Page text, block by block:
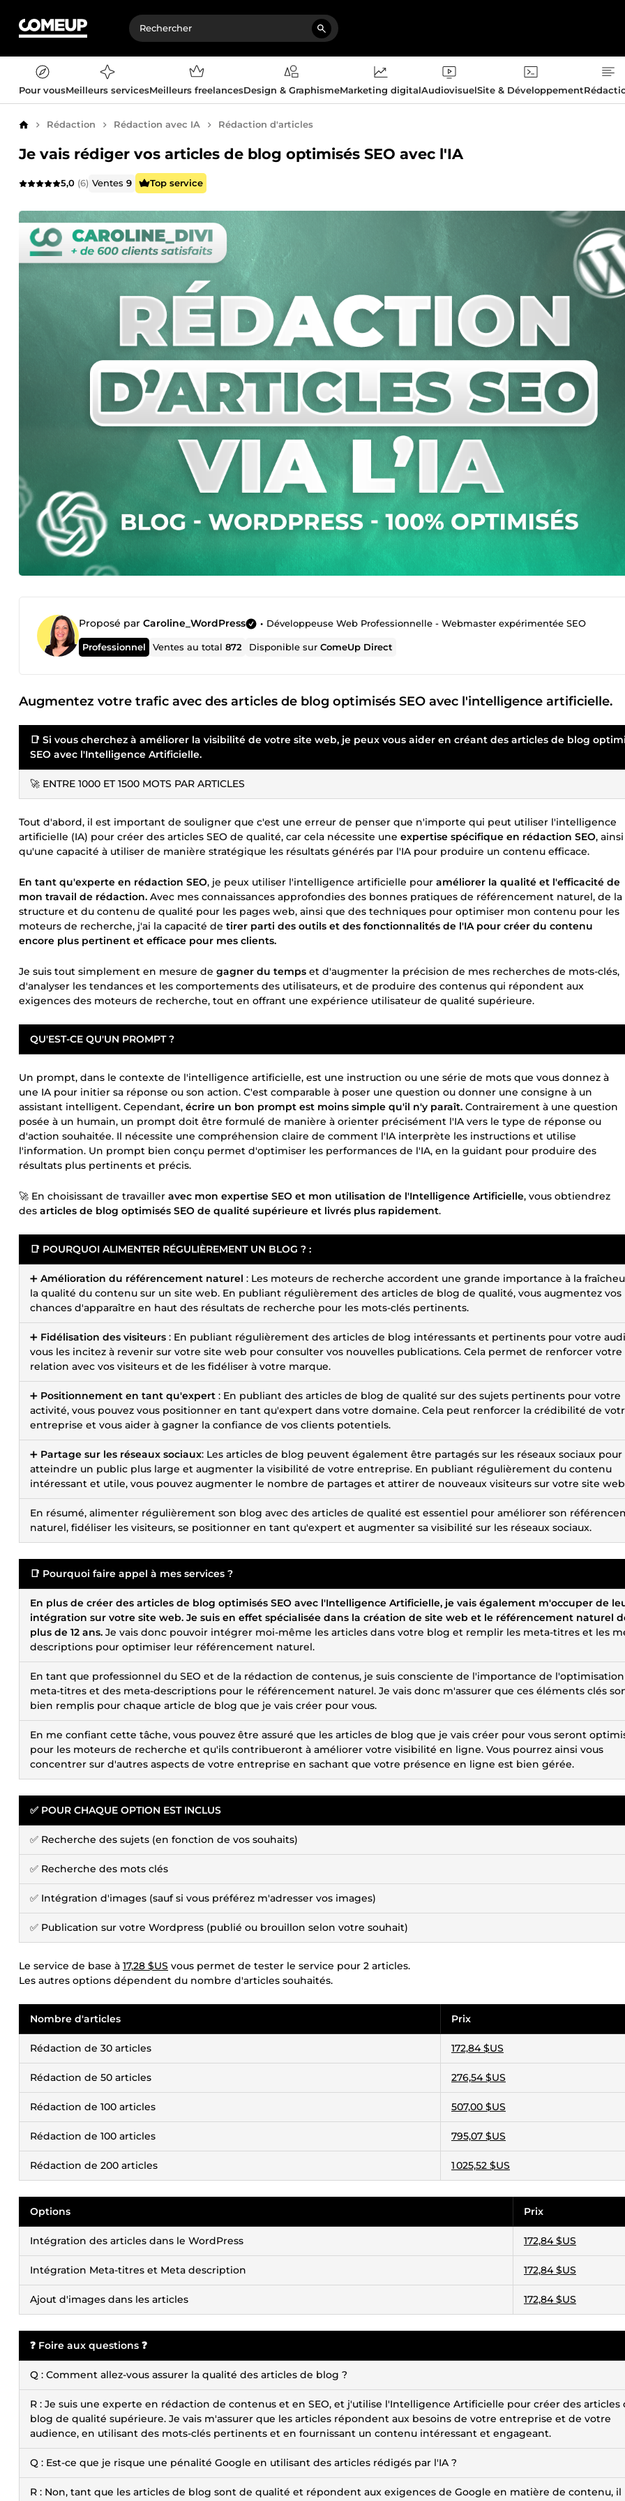
Pour vousMeilleurs servicesMeilleurs freelancesDesign & GraphismeMarketing digitalAudiovisuelSite & Développement
AccueilRédaction Rédaction avec IA Rédaction d'articles
Je vais rédiger vos articles de blog optimisés SEO avec l'IA
5,0 (6) Ventes9 Top service
Proposé par Caroline_WordPress • Développeuse Web Professionnelle - Webmaster expérimentée SEO
Professionnel Ventes au total872 Disponible surComeUp Direct
Augmentez votre trafic avec des articles de blog optimisés SEO avec l'intelligence artificielle.
📑 Si vous cherchez à améliorer la visibilité de votre site web, je peux vous aider en créant des articles de blog
SEO avec l'Intelligence Artificielle.
🚀 ENTRE 1000 ET 1500 MOTS PAR ARTICLES
Tout d'abord, il est important de souligner que c'est une erreur de penser que n'importe qui peut utiliser l'intelligence
artificielle (IA) pour créer des articles SEO de qualité, car cela nécessite une expertise spécifique en rédaction SEO, ainsi
qu'une capacité à utiliser de manière stratégique les résultats générés par l'IA pour produire un contenu efficace.
En tant qu'experte en rédaction SEO, je peux utiliser l'intelligence artificielle pour améliorer la qualité et l'efficacité de
mon travail de rédaction. Avec mes connaissances approfondies des bonnes pratiques de référencement naturel, de la
structure et du contenu de qualité pour les pages web, ainsi que des techniques pour optimiser mon contenu pour les
moteurs de recherche, j'ai la capacité de tirer parti des outils et des fonctionnalités de l'IA pour créer du contenu
encore plus pertinent et efficace pour mes clients.
Je suis tout simplement en mesure de gagner du temps et d'augmenter la précision de mes recherches de mots-clés,
d'analyser les tendances et les comportements des utilisateurs, et de produire des contenus qui répondent aux
exigences des moteurs de recherche, tout en offrant une expérience utilisateur de qualité supérieure.
QU'EST-CE QU'UN PROMPT ?
Un prompt, dans le contexte de l'intelligence artificielle, est une instruction ou une série de mots que vous donnez à
une IA pour initier sa réponse ou son action. C'est comparable à poser une question ou donner une consigne à un
assistant intelligent. Cependant, écrire un bon prompt est moins simple qu'il n'y paraît. Contrairement à une question
posée à un humain, un prompt doit être formulé de manière à orienter précisément l'IA vers le type de réponse ou
d'action souhaitée. Il nécessite une compréhension claire de comment l'IA interprète les instructions et utilise
l'information. Un prompt bien conçu permet d'optimiser les performances de l'IA, en la guidant pour produire des
résultats plus pertinents et précis.
🚀 En choisissant de travailler avec mon expertise SEO et mon utilisation de l'Intelligence Artificielle, vous obtiendrez
des articles de blog optimisés SEO de qualité supérieure et livrés plus rapidement.
📑 POURQUOI ALIMENTER RÉGULIÈREMENT UN BLOG ? :
➕ Amélioration du référencement naturel : Les moteurs de recherche accordent une grande importance à la
la qualité du contenu sur un site web. En publiant régulièrement des articles de blog de qualité, vous augmentez vos
chances d'apparaître en haut des résultats de recherche pour les mots-clés pertinents.
➕ Fidélisation des visiteurs : En publiant régulièrement des articles de blog intéressants et pertinents pour votre
vous les incitez à revenir sur votre site web pour consulter vos nouvelles publications. Cela permet de renforcer votre
relation avec vos visiteurs et de les fidéliser à votre marque.
➕ Positionnement en tant qu'expert : En publiant des articles de blog de qualité sur des sujets pertinents pour votre
activité, vous pouvez vous positionner en tant qu'expert dans votre domaine. Cela peut renforcer la crédibilité de
entreprise et vous aider à gagner la confiance de vos clients potentiels.
➕ Partage sur les réseaux sociaux: Les articles de blog peuvent également être partagés sur les réseaux sociaux pour
atteindre un public plus large et augmenter la visibilité de votre entreprise. En publiant régulièrement du contenu
intéressant et utile, vous pouvez augmenter le nombre de partages et attirer de nouveaux visiteurs sur votre site
En résumé, alimenter régulièrement son blog avec des articles de qualité est essentiel pour améliorer son
naturel, fidéliser les visiteurs, se positionner en tant qu'expert et augmenter sa visibilité sur les réseaux sociaux.
📑 Pourquoi faire appel à mes services ?
En plus de créer des articles de blog optimisés SEO avec l'Intelligence Artificielle, je vais également m'occuper de
intégration sur votre site web. Je suis en effet spécialisée dans la création de site web et le référencement naturel
plus de 12 ans. Je vais donc pouvoir intégrer moi-même les articles dans votre blog et remplir les meta-titres et les
descriptions pour optimiser leur référencement naturel.
En tant que professionnel du SEO et de la rédaction de contenus, je suis consciente de l'importance de
meta-titres et des meta-descriptions pour le référencement naturel. Je vais donc m'assurer que ces éléments clés
bien remplis pour chaque article de blog que je vais créer pour vous.
En me confiant cette tâche, vous pouvez être assuré que les articles de blog que je vais créer pour vous seront
pour les moteurs de recherche et qu'ils contribueront à améliorer votre visibilité en ligne. Vous pourrez ainsi vous
concentrer sur d'autres aspects de votre entreprise en sachant que votre présence en ligne est bien gérée.
✅ POUR CHAQUE OPTION EST INCLUS
✅ Recherche des sujets (en fonction de vos souhaits)
✅ Recherche des mots clés
✅ Intégration d'images (sauf si vous préférez m'adresser vos images)
✅ Publication sur votre Wordpress (publié ou brouillon selon votre souhait)
Le service de base à 17,28 $US vous permet de tester le service pour 2 articles.
Les autres options dépendent du nombre d'articles souhaités.
Nombre d'articles Prix
Rédaction de 30 articles 172,84 $US
Rédaction de 50 articles 276,54 $US
Rédaction de 100 articles 507,00 $US
Rédaction de 100 articles 795,07 $US
Rédaction de 200 articles 1 025,52 $US
Options Prix
Intégration des articles dans le WordPress 172,84 $US
Intégration Meta-titres et Meta description 172,84 $US
Ajout d'images dans les articles 172,84 $US
❓ Foire aux questions ❓
Q : Comment allez-vous assurer la qualité des articles de blog ?
R : Je suis une experte en rédaction de contenus et en SEO, et j'utilise l'Intelligence Artificielle pour créer des articles
blog de qualité supérieure. Je vais m'assurer que les articles répondent aux besoins de votre entreprise et de votre
audience, en utilisant des mots-clés pertinents et en fournissant un contenu intéressant et engageant.
Q : Est-ce que je risque une pénalité Google en utilisant des articles rédigés par l'IA ?
R : Non, tant que les articles de blog sont de qualité et répondent aux exigences de Google en matière de contenu, il